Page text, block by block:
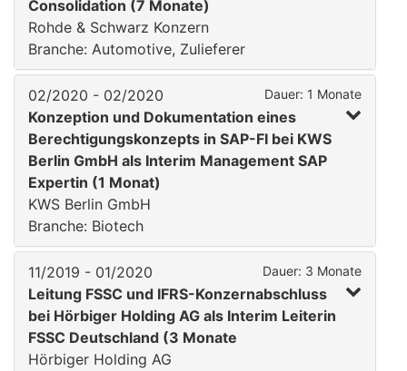
Consolidation (7 Monate)
Rohde & Schwarz Konzern
Branche: Automotive, Zulieferer
02/2020 - 02/2020 Dauer: 1 Monate
Konzeption und Dokumentation eines
Berechtigungskonzepts in SAP-FI bei KWS
Berlin GmbH als Interim Management SAP
Expertin (1 Monat)
KWS Berlin GmbH
Branche: Biotech
11/2019 - 01/2020 Dauer: 3 Monate
Leitung FSSC und IFRS-Konzernabschluss
bei Hörbiger Holding AG als Interim Leiterin
FSSC Deutschland (3 Monate
Hörbiger Holding AG